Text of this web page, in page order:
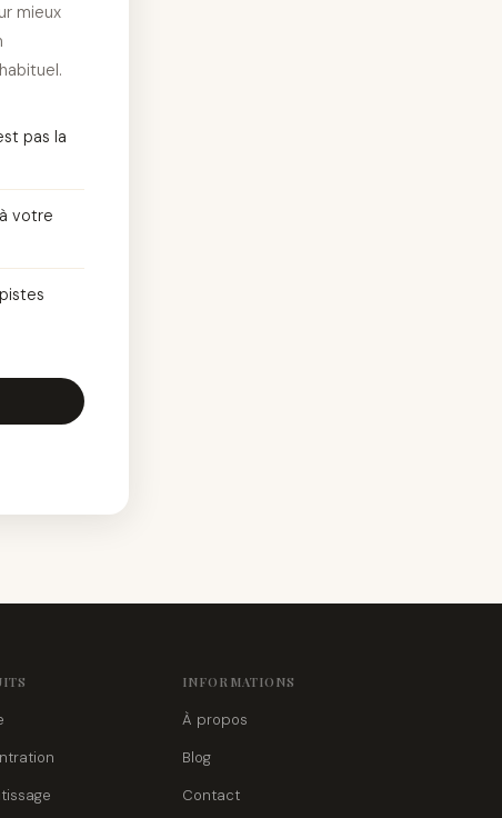
mieux
pas la
votre
INFORMATIONS
À propos
Blog
Contact